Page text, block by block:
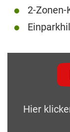
2-
Hier